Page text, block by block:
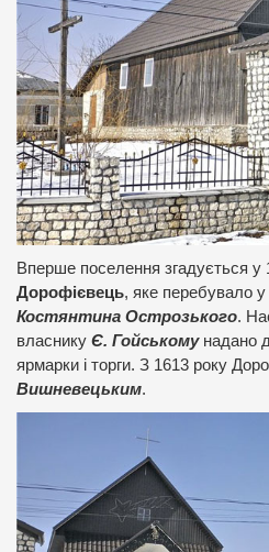
Вперше поселення згадується у
Дорофієвець, яке перебувало у
Костянтина Острозького.
власнику Є. Гойськомунадано
ярмарки і торги. З 1613 року
Вишневецьким.